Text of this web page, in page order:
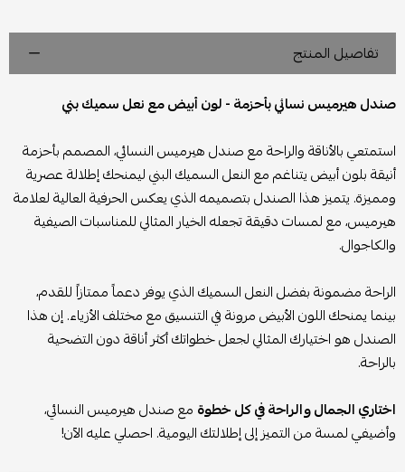
تفاصيل المنتج
صندل هيرميس نسائي بأحزمة - لون أبيض مع نعل سميك بني
استمتعي بالأناقة والراحة مع صندل هيرميس النسائي، المصمم بأحزمة
أنيقة بلون أبيض يتناغم مع النعل السميك البني ليمنحك إطلالة عصرية
ومميزة. يتميز هذا الصندل بتصميمه الذي يعكس الحرفية العالية لعلامة
هيرميس، مع لمسات دقيقة تجعله الخيار المثالي للمناسبات الصيفية
والكاجوال.
الراحة مضمونة بفضل النعل السميك الذي يوفر دعماً ممتازاً للقدم،
بينما يمنحك اللون الأبيض مرونة في التنسيق مع مختلف الأزياء. إن هذا
الصندل هو اختيارك المثالي لجعل خطواتك أكثر أناقة دون التضحية
بالراحة.
اختاري الجمال والراحة في كل خطوة مع صندل هيرميس النسائي،
وأضيفي لمسة من التميز إلى إطلالتك اليومية. احصلي عليه الآن!